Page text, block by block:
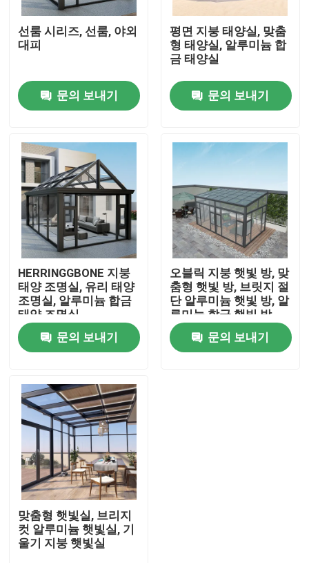
집
제품
비디오
우리에 대하여
공장 여행
품질 관리
연락주세요
블로그
사례 연구
선룸 시리즈, 선룸, 야외
대피
문의 보내기
평면 지붕 태양실, 맞춤
형 태양실, 알루미늄 합
금 태양실
문의 보내기
HERRINGGBONE 지붕
태양 조명실, 유리 태양
조명실, 알루미늄 합금
태양 조명실
문의 보내기
오블릭 지붕 햇빛 방, 맞
춤형 햇빛 방, 브릿지 절
단 알루미늄 햇빛 방, 알
루미늄 합금 햇빛 방
문의 보내기
맞춤형 햇빛실, 브리지
컷 알루미늄 햇빛실, 기
울기 지붕 햇빛실